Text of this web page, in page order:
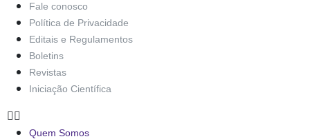
Fale conosco
Política de Privacidade
Editais e Regulamentos
Boletins
Revistas
Iniciação Científica
Quem Somos